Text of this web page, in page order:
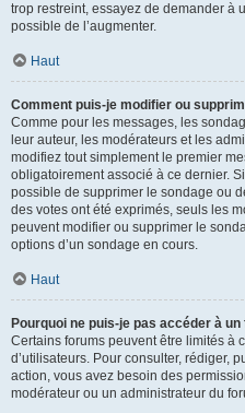
trop restreint, essayez de demander à
possible de l’augmenter.
Haut
Comment puis-je modifier ou
Comme pour les messages, les
leur auteur, les modérateurs et les
modifiez tout simplement le premier
obligatoirement associé à ce dernier.
possible de supprimer le sondage ou
des votes ont été exprimés, seuls les
peuvent modifier ou supprimer le
options d’un sondage en cours.
Haut
Pourquoi ne puis-je pas accéder à un
Certains forums peuvent être limités à
d’utilisateurs. Pour consulter, rédiger,
action, vous avez besoin des
modérateur ou un administrateur du